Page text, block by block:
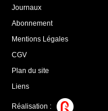
Journaux
Abonnement
Mentions Légales
CGV
Plan du site
Liens
Réalisation :